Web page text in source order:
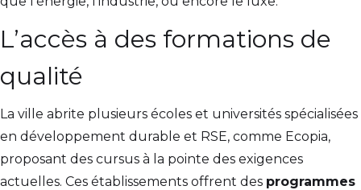
L’accès à des formations de
qualité
La ville abrite plusieurs écoles et universités spécialisées
en développement durable et RSE, comme Ecopia,
proposant des cursus à la pointe des exigences
actuelles. Ces établissements offrent des programmes